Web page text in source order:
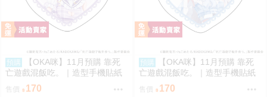
預購
【OKA咪】11月預購 靠死
亡遊戲混飯吃。｜造型手機貼紙
02/ (新繪插畫) (御城)
170
預購
【OKA咪】11月預購 靠死
亡遊戲混飯吃。｜造型手機貼紙
01/ (新繪插畫) (幽鬼)
170